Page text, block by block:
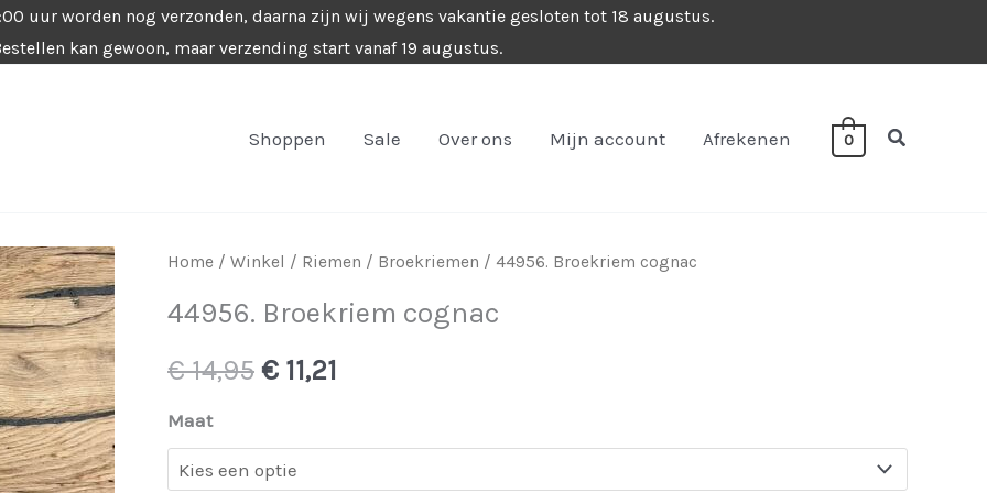
uur worden nog verzonden, daarna zijn wij wegens vakantie gesloten tot 18 augustus.
kan gewoon, maar verzending start vanaf 19 augustus.
Shoppen Sale Over ons Mijn account Afrekenen 0 Zoeken
Home / Winkel / Riemen / Broekriemen / 44956. Broekriem cognac
44956. Broekriem cognac
€14,95 Oorspronkelijke
was:
€ 11,21
Maat